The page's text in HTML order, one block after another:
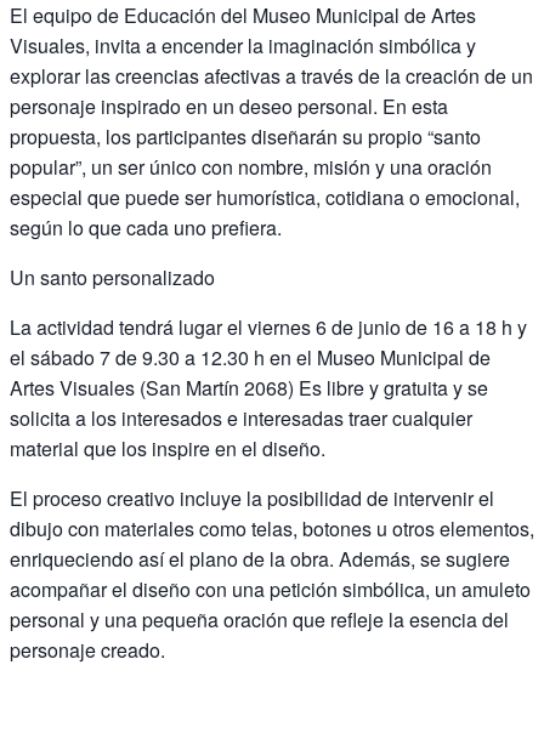
El equipo de Educación del Museo Municipal de Artes
Visuales, invita a encender la imaginación simbólica y
explorar las creencias afectivas a través de la creación de un
personaje inspirado en un deseo personal. En esta
propuesta, los participantes diseñarán su propio “santo
popular”, un ser único con nombre, misión y una oración
especial que puede ser humorística, cotidiana o emocional,
según lo que cada uno prefiera.
Un santo personalizado
La actividad tendrá lugar el viernes 6 de junio de 16 a 18 h y
el sábado 7 de 9.30 a 12.30 h en el Museo Municipal de
Artes Visuales (San Martín 2068) Es libre y gratuita y se
solicita a los interesados e interesadas traer cualquier
material que los inspire en el diseño.
El proceso creativo incluye la posibilidad de intervenir el
dibujo con materiales como telas, botones u otros elementos,
enriqueciendo así el plano de la obra. Además, se sugiere
acompañar el diseño con una petición simbólica, un amuleto
personal y una pequeña oración que refleje la esencia del
personaje creado.